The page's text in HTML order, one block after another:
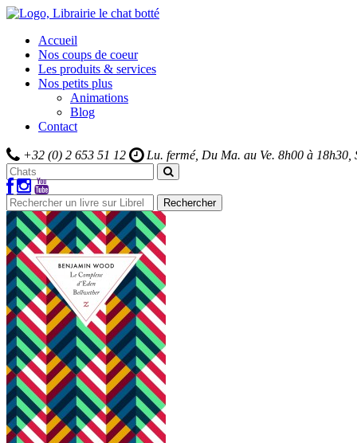
Accueil
Nos coups de coeur
Les produits & services
Nos petits plus
Animations
Blog
Contact
+32 (0) 2 653 51 12 Lu. fermé, Du Ma. au Ve. 8h00 à 18h30,
Rechercher